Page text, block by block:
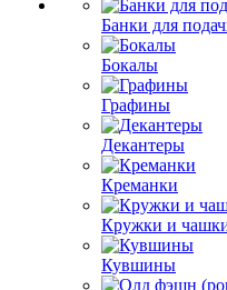
Банки для
Бокалы
Графины
Декантеры
Креманки
Кружки и
Кувшины